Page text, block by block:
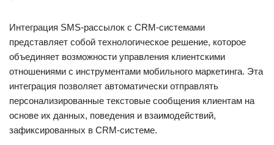
Интеграция SMS-рассылок с CRM-системами
представляет собой технологическое решение, которое
объединяет возможности управления клиентскими
отношениями с инструментами мобильного маркетинга. Эта
интеграция позволяет автоматически отправлять
персонализированные текстовые сообщения клиентам на
основе их данных, поведения и взаимодействий,
зафиксированных в CRM-системе.